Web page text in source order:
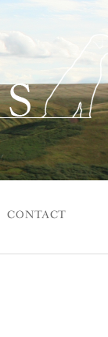
CONTACT